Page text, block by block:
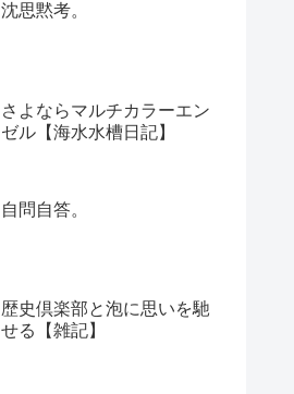
沈思黙考。
さよならマルチカラーエン
ゼル【海水水槽日記】
自問自答。
歴史倶楽部と泡に思いを馳
せる【雑記】